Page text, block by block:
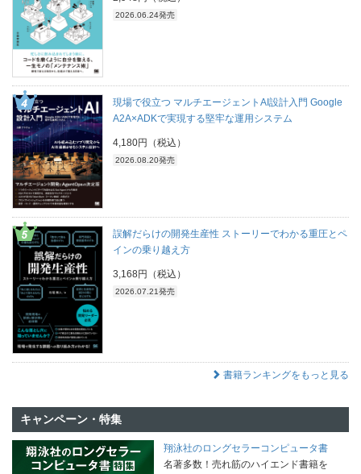
2026.06.24発売
現場で役立つ マルチエージェントAI設計入門 Google
A2A×ADKで実現する堅牢な運用システム
4,180円（税込）
2026.08.20発売
誤解だらけの開発生産性 ストーリーでわかる重圧とペ
インの乗り越え方
3,168円（税込）
2026.07.21発売
書籍ランキングをもっと見る
キャンペーン・特集
翔泳社のロングセラーコンピュータ書
名著多数！売れ筋のハイエンド書籍を